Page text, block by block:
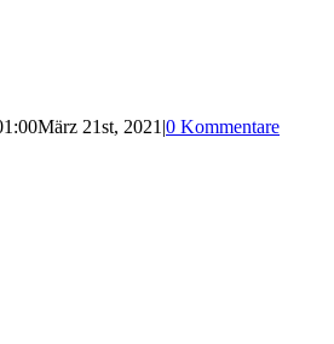
März 21st, 2021 |0 Kommentare